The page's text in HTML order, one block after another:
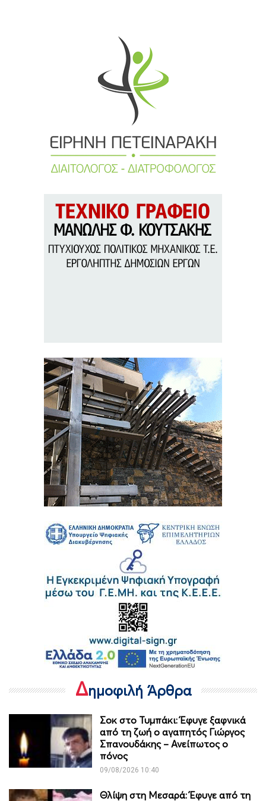
Δημοφιλή Άρθρα
Σοκ στο Τυμπάκι: Έφυγε ξαφνικά
από τη ζωή ο αγαπητός Γιώργος
Σπανουδάκης – Ανείπωτος ο
πόνος
09/08/2026 10:40
Θλίψη στη Μεσαρά: Έφυγε από τη